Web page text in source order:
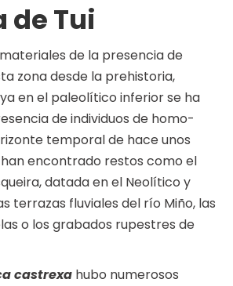
de Tui
de la presencia de
zona desde la prehistoria,
en el paleolítico inferior se ha
de individuos de homo-
temporal de hace unos
han encontrado restos como el
datada en el Neolítico y
terrazas fluviales del río Miño, las
o los grabados rupestres de
castrexa hubo numerosos